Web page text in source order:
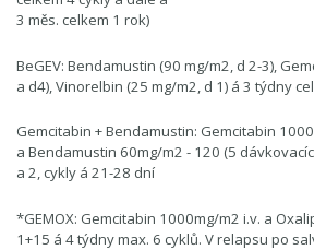
3 měs. celkem 1 rok)
BeGEV: Bendamustin (90 mg/m2, d 2-3),
a d4), Vinorelbin (25 mg/m2, d 1) á 3 týdny
Gemcitabin + Bendamustin: Gemcitabin
a Bendamustin 60mg/m2 - 120 (5
a 2, cykly á 21-28 dní
*GEMOX: Gemcitabin 1000mg/m2 i.v. a
1+15 á 4 týdny max. 6 cyklů. V relapsu po